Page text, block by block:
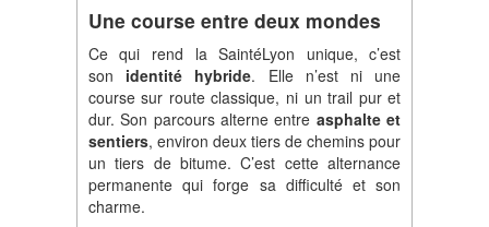
Une course entre deux mondes
Ce qui rend la SaintéLyon unique, c’est
son identité hybride. Elle n’est ni une
course sur route classique, ni un trail pur et
dur. Son parcours alterne entre asphalte et
sentiers, environ deux tiers de chemins pour
un tiers de bitume. C’est cette alternance
permanente qui forge sa difficulté et son
charme.